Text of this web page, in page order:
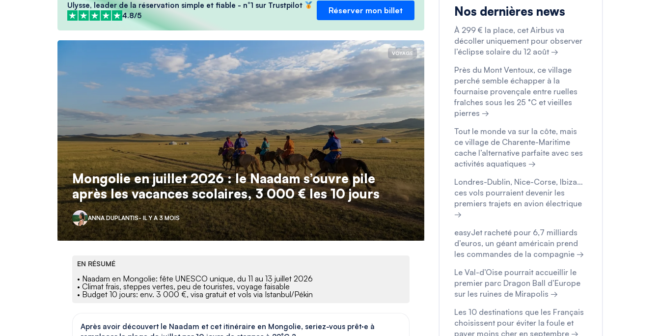
Ulysse, leader de la réservation simple et fiable - n°1 sur Trustpilot
4.8/5
Réserver mon billet
VOYAGE
Mongolie en juillet 2026 : le Naadam s’ouvre pile
après les vacances scolaires, 3 000 € les 10 jours
ANNA DUPLANTIS- IL Y A 3 MOIS
EN RÉSUMÉ
• Naadam en Mongolie: fête UNESCO unique, du 11 au 13 juillet 2026
• Climat frais, steppes vertes, peu de touristes, voyage faisable
• Budget 10 jours: env. 3 000 €, visa gratuit et vols via Istanbul/Pékin
Après avoir découvert le Naadam et cet itinéraire en Mongolie, seriez-vous prêt·e à
Nos dernières news
À 299 € la place, cet Airbus va
décoller uniquement pour observer
l’éclipse solaire du 12 août →
Près du Mont Ventoux, ce village
perché semble échapper à la
fournaise provençale entre ruelles
fraîches sous les 25 °C et vieilles
pierres →
Tout le monde va sur la côte, mais
ce village de Charente-Maritime
cache l’alternative parfaite avec ses
activités aquatiques →
Londres-Dublin, Nice-Corse, Ibiza…
ces vols pourraient devenir les
premiers trajets en avion électrique
→
easyJet racheté pour 6,7 milliards
d’euros, un géant américain prend
les commandes de la compagnie →
Le Val-d’Oise pourrait accueillir le
premier parc Dragon Ball d’Europe
sur les ruines de Mirapolis →
Les 10 destinations que les Français
choisissent pour éviter la foule et
payer moins cher en septembre →